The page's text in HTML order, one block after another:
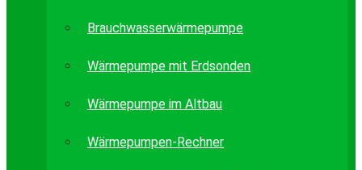
Brauchwasserwärmepumpe
Wärmepumpe mit Erdsonden
Wärmepumpe im Altbau
Wärmepumpen-Rechner